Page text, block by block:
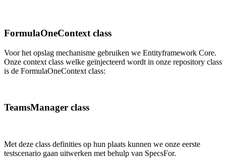
FormulaOneContext class
Voor het opslag mechanisme gebruiken we Entityframework Core.
Onze context class welke geïnjecteerd wordt in onze repository class
is de FormulaOneContext class:
TeamsManager class
Met deze class definities op hun plaats kunnen we onze eerste
testscenario gaan uitwerken met behulp van SpecsFor.